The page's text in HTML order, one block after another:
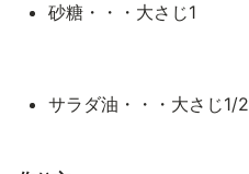
砂糖・・・大さじ1
サラダ油・・・大さじ1/2